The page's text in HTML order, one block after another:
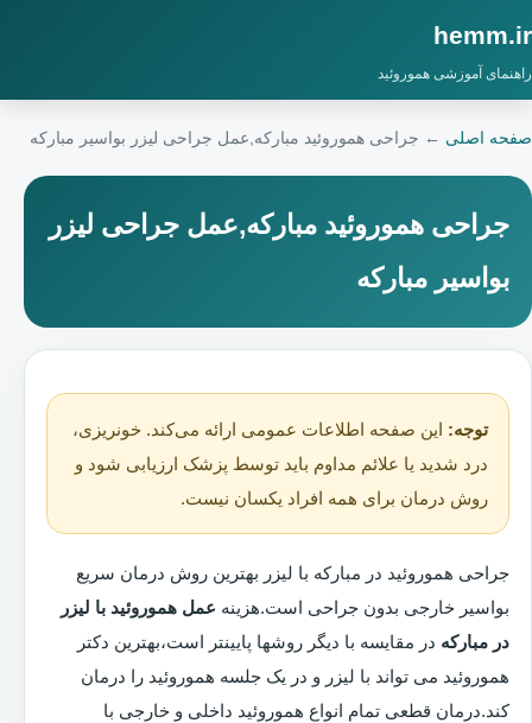
hemm.ir
راهنمای آموزشی هموروئید
صفحه اصلی ← جراحی هموروئید مبارکه,عمل جراحی لیزر بواسیر مبارکه
جراحی هموروئید مبارکه,عمل جراحی لیزر
بواسیر مبارکه
توجه: این صفحه اطلاعات عمومی ارائه می‌کند. خونریزی،
درد شدید یا علائم مداوم باید توسط پزشک ارزیابی شود و
روش درمان برای همه افراد یکسان نیست.
جراحی هموروئید در مبارکه با لیزر بهترین روش درمان سریع
بواسیر خارجی بدون جراحی است.هزینه عمل هموروئید با لیزر
در مبارکه در مقایسه با دیگر روشها پایینتر است،بهترین دکتر
هموروئید می تواند با لیزر و در یک جلسه هموروئید را درمان
کند.درمان قطعی تمام انواع هموروئید داخلی و خارجی با